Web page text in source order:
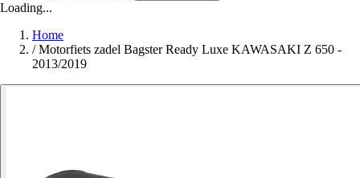
Loading...
Home
/ Motorfiets zadel Bagster Ready Luxe KAWASAKI Z 650 -
2013/2019